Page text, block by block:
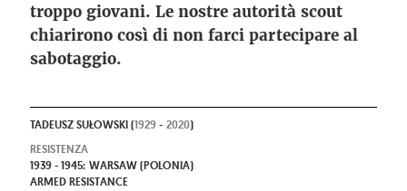
troppo giovani. Le nostre autorità scout
chiarirono così di non farci partecipare al
sabotaggio.
TADEUSZ SUŁOWSKI (1929- 2020)
RESISTENZA
1939 - 1945: WARSAW (POLONIA)
ARMED RESISTANCE